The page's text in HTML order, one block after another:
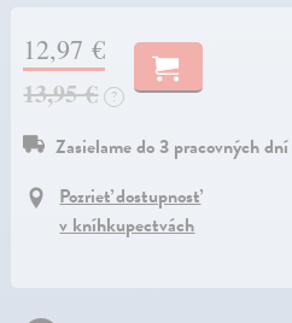
12,97 €
13,95 €
?
Zasielame do 3 pracovných dní
Pozrieť dostupnosť
v kníhkupectvách